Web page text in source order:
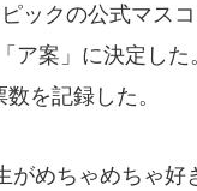
ックの公式マス
ア案」に決定し
を記録した。
めちゃめちゃ好